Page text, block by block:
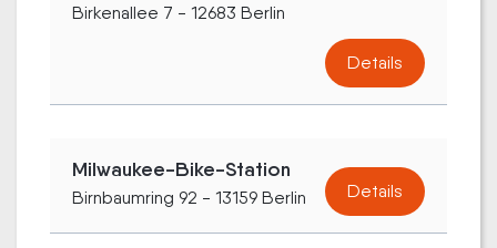
Birkenallee 7 - 12683 Berlin
Details
Milwaukee-Bike-Station
Birnbaumring 92 - 13159 Berlin Details